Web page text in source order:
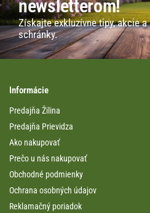
newsletterom!
Získajte exkluzívne tipy, akcie
schránky.
Informácie
Predajňa Žilina
Predajňa Prievidza
Ako nakupovať
Prečo u nás nakupovať
Obchodné podmienky
Ochrana osobných údajov
Reklamačný poriadok